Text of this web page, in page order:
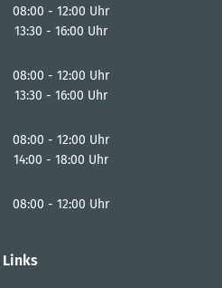
08:00 - 12:00 Uhr
Von 08:00 bis 12:00 Uhr
13:30 - 16:00 Uhr
08:00 - 12:00 Uhr
Von 08:00 bis 12:00 Uhr
13:30 - 16:00 Uhr
08:00 - 12:00 Uhr
Von 08:00 bis 12:00 Uhr
14:00 - 18:00 Uhr
08:00 - 12:00 Uhr
Links